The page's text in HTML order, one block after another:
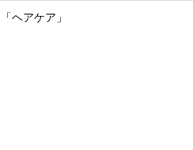
ヘアケア」